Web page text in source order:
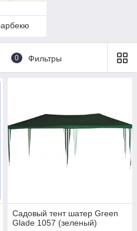
0 Фильтры
Садовый тент шатер Green
Glade 1057 (зеленый)